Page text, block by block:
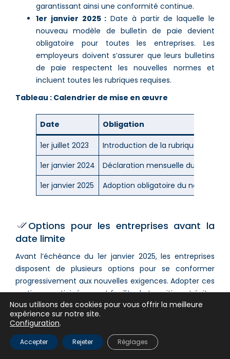
garantissant ainsi une conformité continue​.
1er janvier 2025 : Date à partir de laquelle le
nouveau modèle de bulletin de paie devient
obligatoire pour toutes les entreprises. Les
employeurs doivent s’assurer que leurs bulletins
de paie respectent les nouvelles normes et
incluent toutes les rubriques requises​.
Tableau : Calendrier de mise en œuvre
Date Obligation
1er juillet 2023
Introduction de la rubrique «
1er janvier 2024
Déclaration mensuelle du montant
1er janvier 2025
Adoption obligatoire du nouveau
Options pour les entreprises avant la
date limite
Avant l’échéance du 1er janvier 2025, les entreprises
disposent de plusieurs options pour se conformer
progressivement aux nouvelles exigences. Adopter ces
pratiques anticipées peut faciliter la transition et éviter
les éventuels désagréments liés à une mise en
conformité précipitée.
Utilisation volontaire du nouveau modèle :
Nous utilisons des cookies pour vous offrir la meilleure
expérience sur notre site.
Configuration.
Accepter Rejeter Réglages